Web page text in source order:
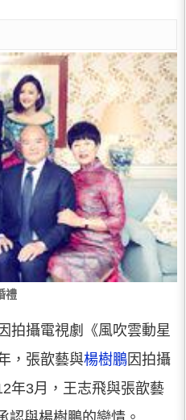
禮
拍攝電視劇《風吹雲動星
，張歆藝與楊樹鵬因拍攝
年3月，王志飛與張歆藝